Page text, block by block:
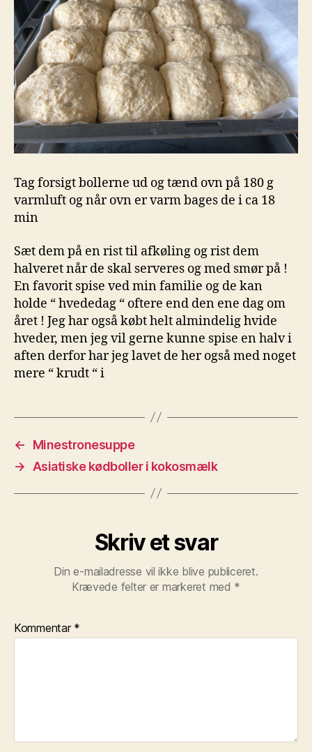
Tag forsigt bollerne ud og tænd ovn på 180 g
varmluft og når ovn er varm bages de i ca 18
min
Sæt dem på en rist til afkøling og rist dem
halveret når de skal serveres og med smør på !
En favorit spise ved min familie og de kan
holde “ hvededag “ oftere end den ene dag om
året ! Jeg har også købt helt almindelig hvide
hveder, men jeg vil gerne kunne spise en halv i
aften derfor har jeg lavet de her også med noget
mere “ krudt “ i
←
Minestronesuppe
→
Asiatiske kødboller i kokosmælk
Skriv et svar
Din e-mailadresse vil ikke blive publiceret.
Krævede felter er markeret med *
Kommentar *